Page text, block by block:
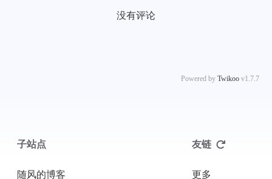
没有评论
Powered by Twikoo v1.7.7
子站点
随风的博客
友链
更多